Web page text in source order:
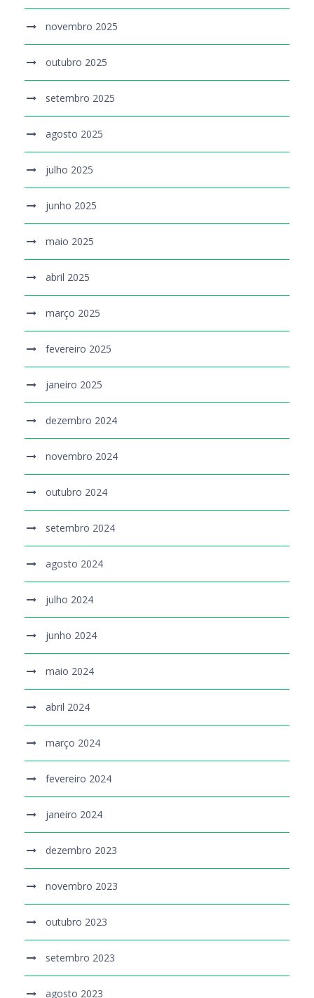
novembro 2025
outubro 2025
setembro 2025
agosto 2025
julho 2025
junho 2025
maio 2025
abril 2025
março 2025
fevereiro 2025
janeiro 2025
dezembro 2024
novembro 2024
outubro 2024
setembro 2024
agosto 2024
julho 2024
junho 2024
maio 2024
abril 2024
março 2024
fevereiro 2024
janeiro 2024
dezembro 2023
novembro 2023
outubro 2023
setembro 2023
agosto 2023